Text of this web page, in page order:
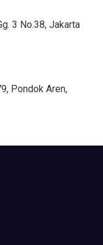
3 No.38, Jakarta
Pondok Aren,